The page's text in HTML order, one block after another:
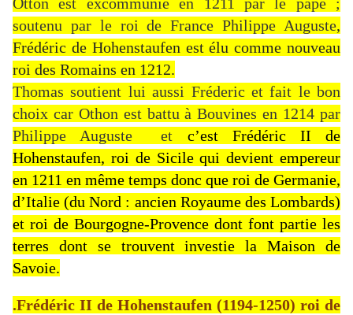
soutenu par le roi de France Philippe Auguste,
Frédéric de Hohenstaufen est élu comme nouveau
roi des Romains en 1212.
Thomas soutient lui aussi Fréderic et fait le bon
choix car Othon est battu à Bouvines en 1214 par
Philippe Auguste et c’est
Frédéric II de
Hohenstaufen, roi de Sicile qui devient empereur
en 1211 en même temps donc que roi de Germanie,
d’Italie (du Nord : ancien Royaume des Lombards)
et roi de Bourgogne-Provence dont font partie les
terres dont se trouvent investie la Maison de
Savoie.
.Frédéric II de Hohenstaufen (1194-1250) roi de